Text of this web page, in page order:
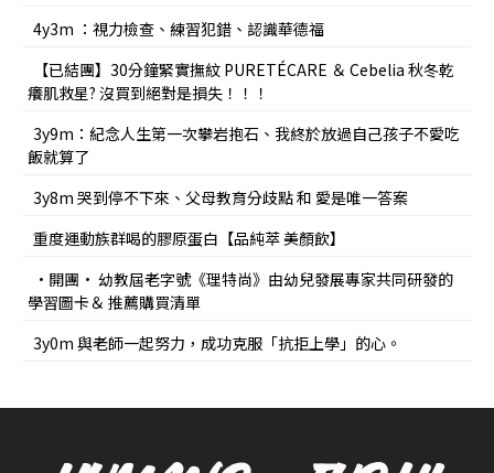
4y3m ：視力檢查、練習犯錯、認識華德福
【已結團】30分鐘緊實撫紋 PURETÉCARE ＆ Cebelia 秋冬乾
癢肌救星? 沒買到絕對是損失！！！
3y9m：紀念人生第一次攀岩抱石、我終於放過自己孩子不愛吃
飯就算了
3y8m 哭到停不下來、父母教育分歧點 和 愛是唯一答案
重度運動族群喝的膠原蛋白【品純萃 美顏飲】
•開團• 幼教屆老字號《理特尚》由幼兒發展專家共同研發的
學習圖卡＆ 推薦購買清單
3y0m 與老師一起努力，成功克服「抗拒上學」的心。